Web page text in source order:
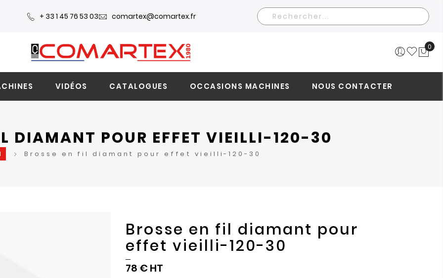
+ 33 1 45 76 53 03 comartex@comartex.fr
Rechercher
0
VIDÉOS CATALOGUES OCCASIONS MACHINES NOUS CONTACTER
DIAMANT POUR EFFET VIEILLI-120-30
Brosse en fil diamant pour effet vieilli-120-30
Brosse en fil diamant pour
effet vieilli-120-30
78 €